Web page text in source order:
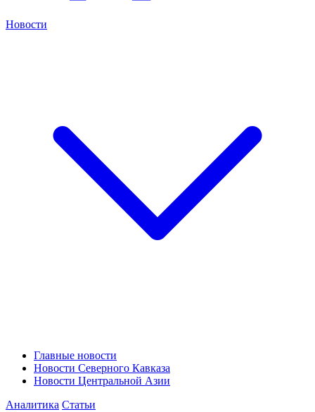
Новости
Главные новости
Новости Северного Кавказа
Новости Центральной Азии
Аналитика Статьи